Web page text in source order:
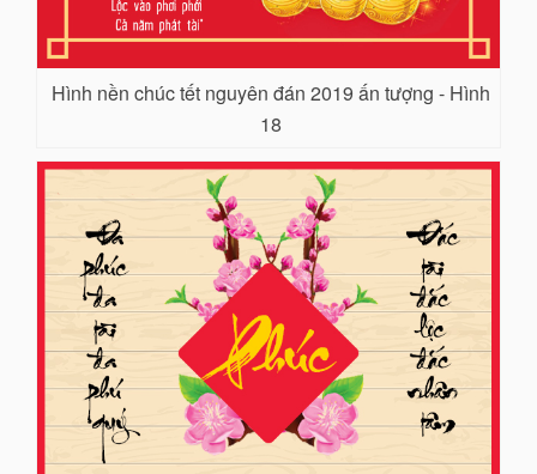
Hình nền chúc tết nguyên đán 2019 ấn tượng - Hình
18